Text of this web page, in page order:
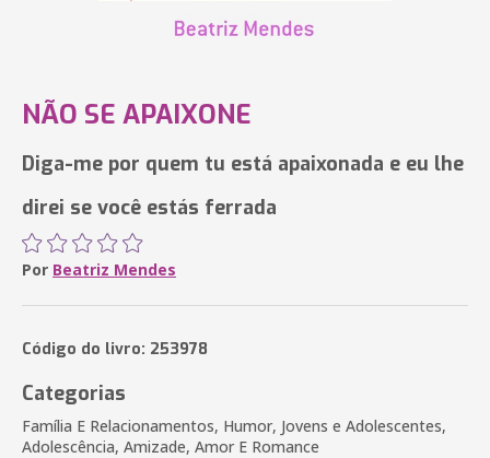
NÃO SE APAIXONE
Diga-me por quem tu está apaixonada e eu lhe
direi se você estás ferrada
Por Beatriz Mendes
Código do livro: 253978
Categorias
Família E Relacionamentos, Humor, Jovens e Adolescentes,
Adolescência, Amizade, Amor E Romance